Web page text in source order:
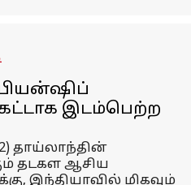
இடம்பெற்ற
தாய்லாந்தின்
தடகள ஆசிய
இந்தியாவில் மிகவும்